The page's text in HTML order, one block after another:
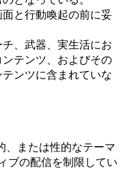
と行動喚起の前に妥
、武器、実生活にお
テンツ、およびその
ンツに含まれていな
、または性的なテーマ
ブの配信を制限してい